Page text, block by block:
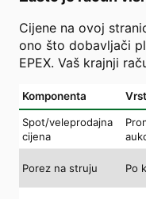
Cijene na ovoj
ono što dobavljači
EPEX. Vaš krajnji
Komponenta
Spot/veleprodajna
cijena
Porez na struju Po